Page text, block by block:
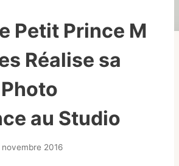
Petit Prince M
Réalise sa
au Studio
novembre 2016